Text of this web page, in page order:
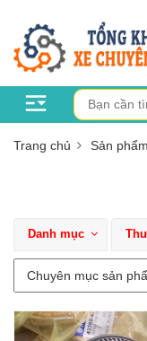
Trang chủ Sản phẩm
Danh mục